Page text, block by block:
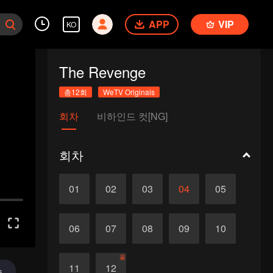
KO APP VIP
The Revenge
총12회 WeTV Originals
회차 비하인드 컷[NG]
회차
01 02 03 04 05
06 07 08 09 10
11 12
끝